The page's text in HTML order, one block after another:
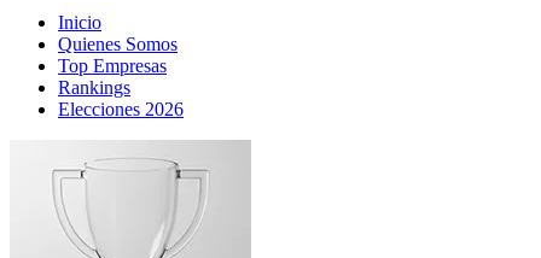
Inicio
Quienes Somos
Top Empresas
Rankings
Elecciones 2026